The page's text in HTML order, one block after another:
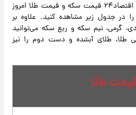
به گزارش پارسینه به نقل از اقتصاد۲۴ قیمت سکه و قیمت طلا امروز
دوشنبه ۱۸ فروردین ۱۴۰۴ را در جدول زیر مشاهده کنید. علاوه بر
گرمی، نیم سکه و ربع سکه می‌توانید
طلا، طلای آبشده و دست دوم را نیز
طلا